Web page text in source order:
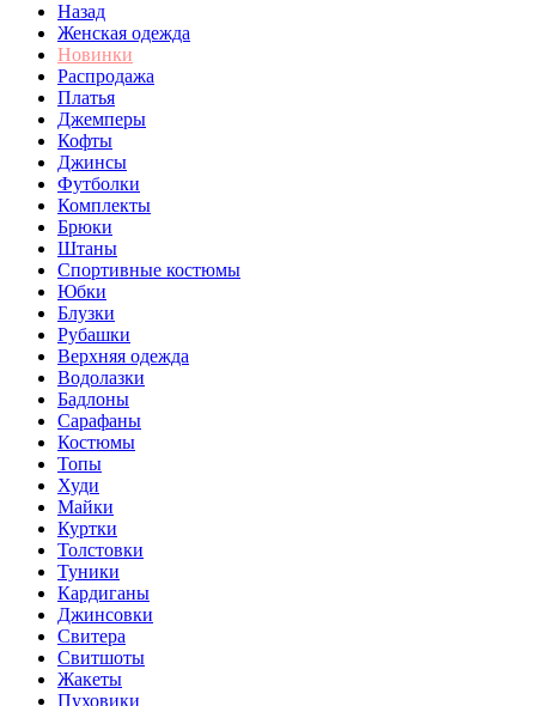
Назад
Женская одежда
Новинки
Распродажа
Платья
Джемперы
Кофты
Джинсы
Футболки
Комплекты
Брюки
Штаны
Спортивные костюмы
Юбки
Блузки
Рубашки
Верхняя одежда
Водолазки
Бадлоны
Сарафаны
Костюмы
Топы
Худи
Майки
Куртки
Толстовки
Туники
Кардиганы
Джинсовки
Свитера
Свитшоты
Жакеты
Пуховики